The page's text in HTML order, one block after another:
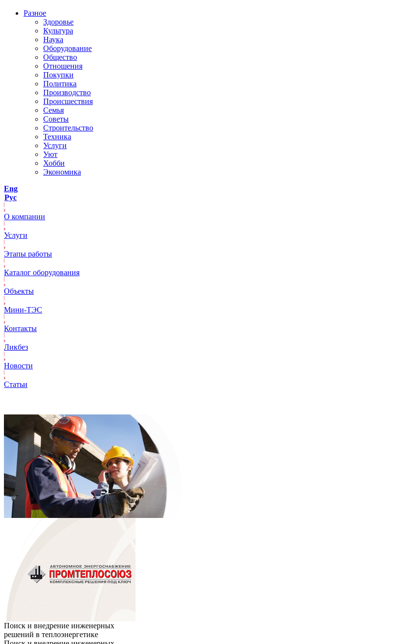
Разное
Здоровье
Культура
Наука
Оборудование
Общество
Отношения
Покупки
Политика
Производство
Происшествия
Семья
Советы
Строительство
Техника
Услуги
Уют
Хобби
Экономика
Eng
Рус
О компании
Услуги
Этапы работы
Каталог оборудования
Объекты
Mини-ТЭС
Контакты
Ликбез
Новости
Статьи
Поиск и внедрение инженерных
решений в теплоэнергетике